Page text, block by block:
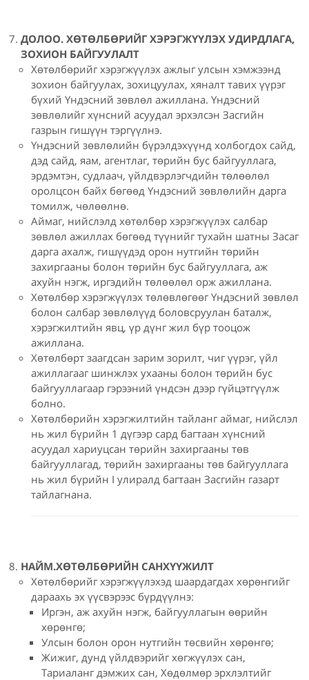
ДОЛОО. ХӨТӨЛБӨРИЙГ ХЭРЭГЖҮҮЛЭХ УДИРДЛАГА,
ЗОХИОН БАЙГУУЛАЛТ
Хөтөлбөрийг хэрэгжүүлэх ажлыг улсын хэмжээнд
зохион байгуулах, зохицуулах, хяналт тавих үүрэг
бүхий Үндэсний зөвлөл ажиллана. Үндэсний
зөвлөлийг хүнсний асуудал эрхэлсэн Засгийн
газрын гишүүн тэргүүлнэ.
Үндэсний зөвлөлийн бүрэлдэхүүнд холбогдох сайд,
дэд сайд, яам, агентлаг, төрийн бус байгууллага,
эрдэмтэн, судлаач, үйлдвэрлэгчдийн төлөөлөл
оролцсон байх бөгөөд Үндэсний зөвлөлийн дарга
томилж, чөлөөлнө.
Аймаг, нийслэлд хөтөлбөр хэрэгжүүлэх салбар
зөвлөл ажиллах бөгөөд түүнийг тухайн шатны Засаг
дарга ахалж, гишүүдэд орон нутгийн төрийн
захиргааны болон төрийн бус байгууллага, аж
ахуйн нэгж, иргэдийн төлөөлөл орж ажиллана.
Хөтөлбөр хэрэгжүүлэх төлөвлөгөөг Үндэсний зөвлөл
болон салбар зөвлөлүүд боловсруулан баталж,
хэрэгжилтийн явц, үр дүнг жил бүр тооцож
ажиллана.
Хөтөлбөрт заагдсан зарим зорилт, чиг үүрэг, үйл
ажиллагааг шинжлэх ухааны болон төрийн бус
байгууллагаар гэрээний үндсэн дээр гүйцэтгүүлж
болно.
Хөтөлбөрийн хэрэгжилтийн тайланг аймаг, нийслэл
нь жил бүрийн 1 дүгээр сард багтаан хүнсний
асуудал хариуцсан төрийн захиргааны төв
байгууллагад, төрийн захиргааны төв байгууллага
нь жил бүрийн I улиралд багтаан Засгийн газарт
тайлагнана.
НАЙМ.ХӨТӨЛБӨРИЙН САНХҮҮЖИЛТ
Хөтөлбөрийг хэрэгжүүлэхэд шаардагдах хөрөнгийг
дараахь эх үүсвэрээс бүрдүүлнэ:
Иргэн, аж ахуйн нэгж, байгууллагын өөрийн
хөрөнгө;
Улсын болон орон нутгийн төсвийн хөрөнгө;
Жижиг, дунд үйлдвэрийг хөгжүүлэх сан,
Тариаланг дэмжих сан, Хөдөлмөр эрхлэлтийг